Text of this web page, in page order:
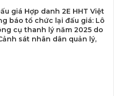
giá Hợp danh 2E HHT Việt
báo tổ chức lại đấu giá: Lô
cụ thanh lý năm 2025 do
sát nhân dân quản lý,